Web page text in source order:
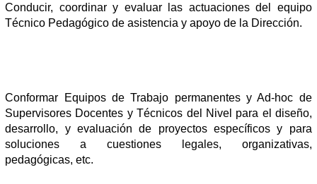
Conducir, coordinar y evaluar las actuaciones del equipo
Técnico Pedagógico de asistencia y apoyo de la Dirección.
Conformar Equipos de Trabajo permanentes y Ad-hoc de
Supervisores Docentes y Técnicos del Nivel para el diseño,
desarrollo, y evaluación de proyectos específicos y para
soluciones a cuestiones legales, organizativas,
pedagógicas, etc.